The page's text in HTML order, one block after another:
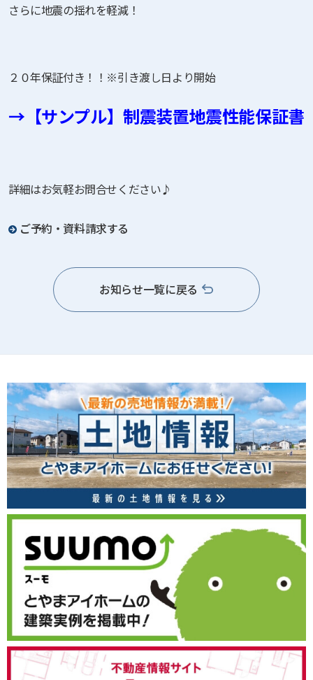
さらに地震の揺れを軽減！
２０年保証付き！！※引き渡し日より開始
→【サンプル】制震装置地震性能保証書
詳細はお気軽お問合せください♪
ご予約・資料請求する
お知らせ一覧に戻る